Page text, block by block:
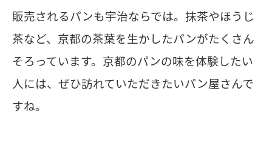
販売されるパンも宇治ならでは。抹茶やほうじ
茶など、京都の茶葉を生かしたパンがたくさん
そろっています。京都のパンの味を体験したい
人には、ぜひ訪れていただきたいパン屋さんで
すね。